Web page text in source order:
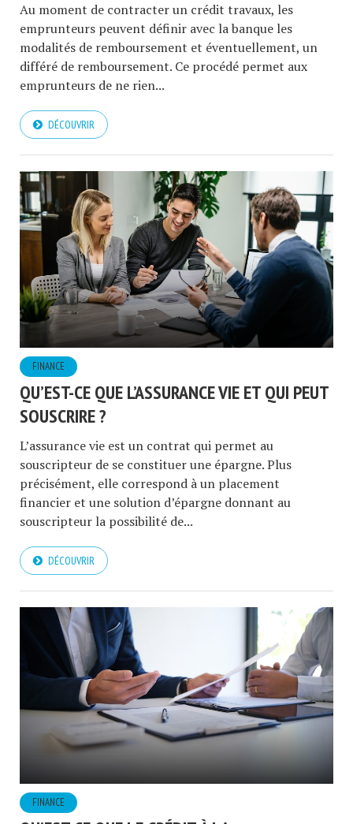
Au moment de contracter un crédit travaux, les
emprunteurs peuvent définir avec la banque les
modalités de remboursement et éventuellement, un
différé de remboursement. Ce procédé permet aux
emprunteurs de ne rien...
DÉCOUVRIR
FINANCE
QU’EST-CE QUE L’ASSURANCE VIE ET QUI PEUT
SOUSCRIRE ?
L’assurance vie est un contrat qui permet au
souscripteur de se constituer une épargne. Plus
précisément, elle correspond à un placement
financier et une solution d’épargne donnant au
souscripteur la possibilité de...
DÉCOUVRIR
FINANCE